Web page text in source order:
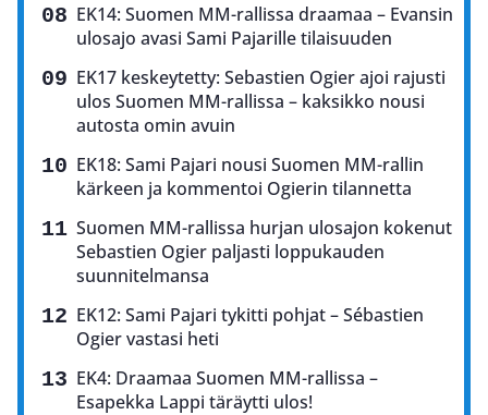
EK14: Suomen MM-rallissa draamaa – Evansin
ulosajo avasi Sami Pajarille tilaisuuden
EK17 keskeytetty: Sebastien Ogier ajoi rajusti
ulos Suomen MM-rallissa – kaksikko nousi
autosta omin avuin
EK18: Sami Pajari nousi Suomen MM-rallin
kärkeen ja kommentoi Ogierin tilannetta
Suomen MM-rallissa hurjan ulosajon kokenut
Sebastien Ogier paljasti loppukauden
suunnitelmansa
EK12: Sami Pajari tykitti pohjat – Sébastien
Ogier vastasi heti
EK4: Draamaa Suomen MM-rallissa –
Esapekka Lappi täräytti ulos!